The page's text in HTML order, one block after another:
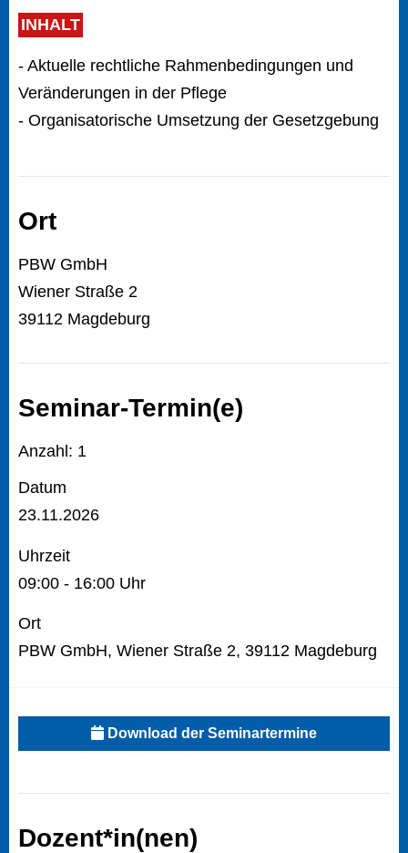
INHALT
- Aktuelle rechtliche Rahmenbedingungen und
Veränderungen in der Pflege
- Organisatorische Umsetzung der Gesetzgebung
Ort
PBW GmbH
Wiener Straße 2
39112 Magdeburg
Seminar-Termin(e)
Anzahl: 1
Datum
23.11.2026
Uhrzeit
09:00 - 16:00 Uhr
Ort
PBW GmbH, Wiener Straße 2, 39112 Magdeburg
Download der Seminartermine
Dozent*in(nen)